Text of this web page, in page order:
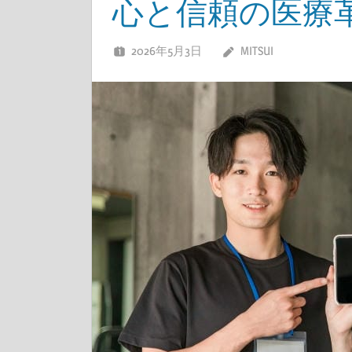
心と信頼の医療
2026年5月3日 MITSUI